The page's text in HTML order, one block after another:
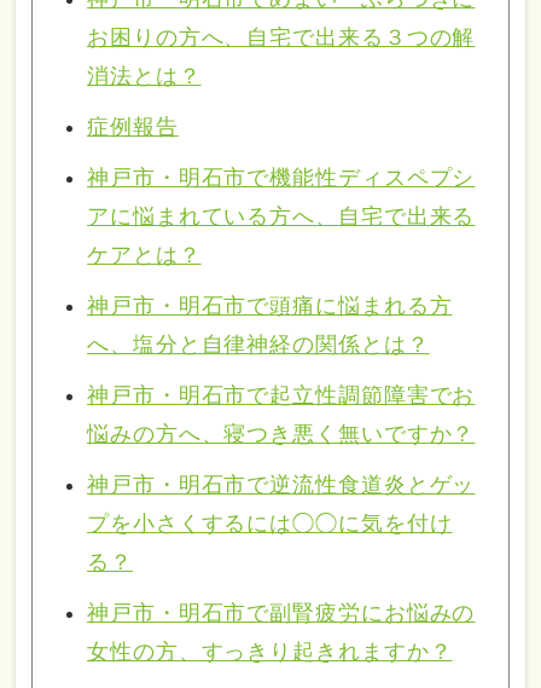
お困りの方へ、自宅で出来る３つの解
消法とは？
症例報告
神戸市・明石市で機能性ディスペプシ
アに悩まれている方へ、自宅で出来る
ケアとは？
神戸市・明石市で頭痛に悩まれる方
へ、塩分と自律神経の関係とは？
神戸市・明石市で起立性調節障害でお
悩みの方へ、寝つき悪く無いですか？
神戸市・明石市で逆流性食道炎とゲッ
プを小さくするには◯◯に気を付け
る？
神戸市・明石市で副腎疲労にお悩みの
女性の方、すっきり起きれますか？